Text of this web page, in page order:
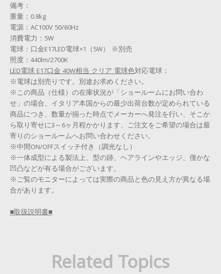
備考：
重量：0.8kg
電源：AC100V 50/60Hz
消費電力：5W
電球：口金E17LED電球×1（5W） ※別売
照度：440lm/2700K
対応電球：
LED電球 E17口金 40W相当 クリア 電球色
※電球は別売りです。別途お求めください。
※この商品（仕様）の在庫状況が「ショールームにお問い合わ
せ」の場合、イタリア本国からの最少出荷台数が定められている
商品につき、数量が揃った時点でメーカーへ発注を行い、そこか
ら取り寄せに3～6ヶ月程かかります、ご注文をご希望の場合は最
寄りのショールームへお問い合わせください。
※中間ON/OFFスイッチ付き（調光なし）
※一体成型による製法上、型の跡、ヘアラインやエッジ、僅かな
凹凸などが有る場合がございます。
※ご覧のモニターによっては実際の商品と色の見え方が異なる場
合があります。
■取扱説明書■
Related Topics